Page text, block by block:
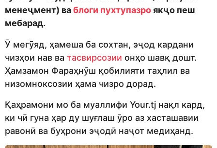
менеҷмент) ваблоги пухтупазроякҷо пеш
мебарад.
Ӯ мегӯяд, ҳамеша ба сохтан, эҷод кардани
чизҳои нав ва тасвирсозии онҳо шавқ дошт.
Ҳамзамон Фараҳнӯш қобилияти таҳлил ва
низомноксозии ҳама чизро дорад.
Қаҳрамони мо ба муаллифи Your.tj нақл кард,
ки чӣ гуна ҳар ду шуғлаш ӯро аз хасташавии
равонӣ ва буҳрони эҷодӣ наҷот медиҳанд.